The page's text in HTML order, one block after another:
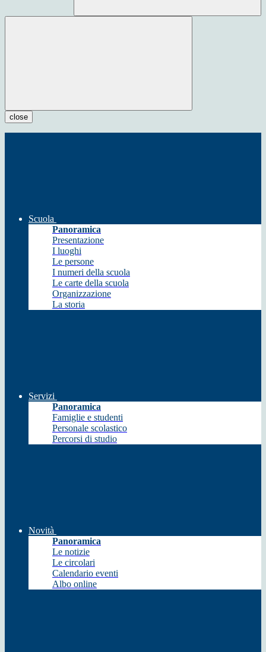
close
Scuola
Panoramica
Presentazione
I luoghi
Le persone
I numeri della scuola
Le carte della scuola
Organizzazione
La storia
Servizi
Panoramica
Famiglie e studenti
Personale scolastico
Percorsi di studio
Novità
Panoramica
Le notizie
Le circolari
Calendario eventi
Albo online